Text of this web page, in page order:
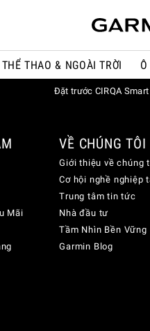
THỂ THAO & NGOÀI TRỜI
Đặt trước CIRQA
Mãi
VỀ CHÚNG TÔI
Giới thiệu về chúng
Cơ hội nghề nghiệp
Trung tâm tin tức
Nhà đầu tư
Tầm Nhìn Bền Vững
Garmin Blog